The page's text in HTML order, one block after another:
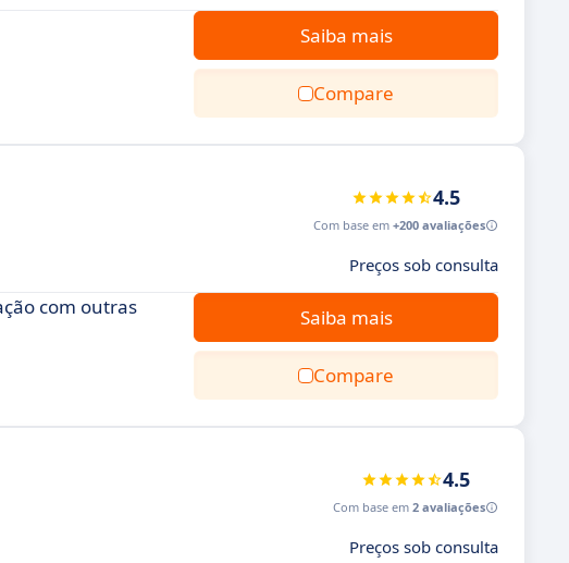
Saiba mais
Compare
4.5
Com base em +200 avaliações
Preços sob consulta
com outras
Saiba mais
Compare
4.5
Com base em 2 avaliações
Preços sob consulta